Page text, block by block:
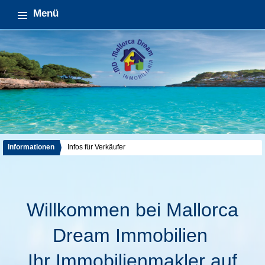
Menü
Informationen Infos für Verkäufer
Willkommen bei Mallorca
Dream Immobilien